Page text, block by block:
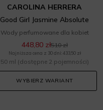
CAROLINA HERRERA
Good Girl Jasmine Absolute
Wody perfumowane dla kobiet
448,80 zł510 zł
Najniższa cena z 30 dni: 433,50 zł
50 ml (dostępne 2 pojemności)
WYBIERZ WARIANT